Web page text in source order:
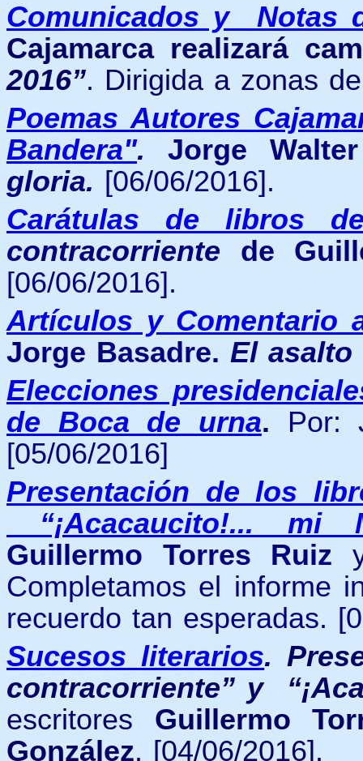
Comunicados y Notas
Cajamarca realizará
2016”. Dirigida a zonas
Poemas Autores
Bandera".
Jorge
gloria. [06/06/2016].
Carátulas de libros
contracorriente de
[06/06/2016].
Artículos y Comentario
Jorge Basadre. El
Elecciones
de Boca de urna.
Por:
[05/06/2016]
Presentación de los
“¡Acacaucito!... mi
Guillermo Torres Ruiz
Completamos el informe
recuerdo tan esperadas.
Sucesos literarios.
contracorriente” y
escritores Guillermo
González. [04/06/2016].